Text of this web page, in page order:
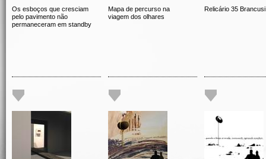
Os esboços que cresciam
pelo pavimento não
permaneceram em standby
Mapa de percurso na
viagem dos olhares
Relicário 35 Brancusi